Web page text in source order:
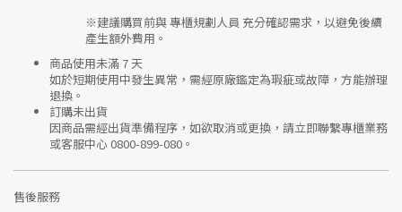
※建議購買前與專櫃規劃人員 充分確認需求，以避免後續
產生額外費用。
商品使用未滿 7 天
如於短期使用中發生異常，需經原廠鑑定為瑕疵或故障，方能辦理
退換。
訂購未出貨
因商品需經出貨準備程序，如欲取消或更換，請立即聯繫專櫃業務
或客服中心 0800-899-080 。
售後服務